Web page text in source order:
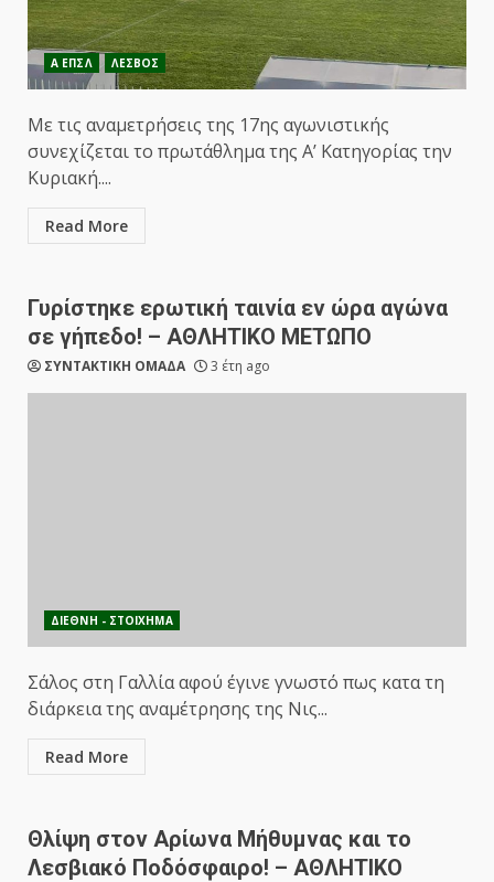
Α ΕΠΣΛ ΛΕΣΒΟΣ
Με τις αναμετρήσεις της 17ης αγωνιστικής
συνεχίζεται το πρωτάθλημα της Α’ Κατηγορίας την
Κυριακή....
Read More
Γυρίστηκε ερωτική ταινία εν ώρα αγώνα
σε γήπεδο! – ΑΘΛΗΤΙΚΟ ΜΕΤΩΠΟ
ΣΥΝΤΑΚΤΙΚΗ ΟΜΑΔΑ 3 έτη ago
ΔΙΕΘΝΗ - ΣΤΟΙΧΗΜΑ
Σάλος στη Γαλλία αφού έγινε γνωστό πως κατα τη
διάρκεια της αναμέτρησης της Νις...
Read More
Θλίψη στον Αρίωνα Μήθυμνας και το
Λεσβιακό Ποδόσφαιρο! – ΑΘΛΗΤΙΚΟ